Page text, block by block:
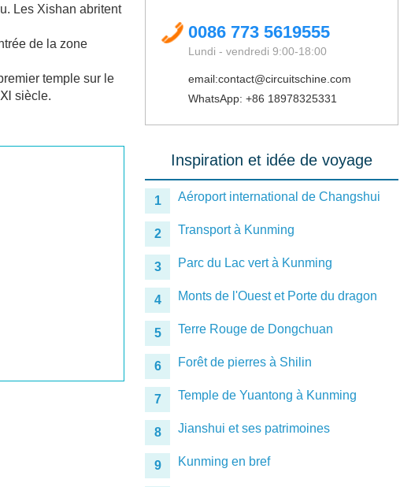
Les Xishan abritent
de la zone
temple sur le
Ⅺ siècle.
0086 773 5619555
Lundi - vendredi 9:00-18:00
email:contact@circuitschine.com
WhatsApp: +86 18978325331
Inspiration et idée de voyage
1 Aéroport international de Changshui
2 Transport à Kunming
3 Parc du Lac vert à Kunming
4 Monts de l'Ouest et Porte du dragon
5 Terre Rouge de Dongchuan
6 Forêt de pierres à Shilin
7 Temple de Yuantong à Kunming
8 Jianshui et ses patrimoines
9 Kunming en bref